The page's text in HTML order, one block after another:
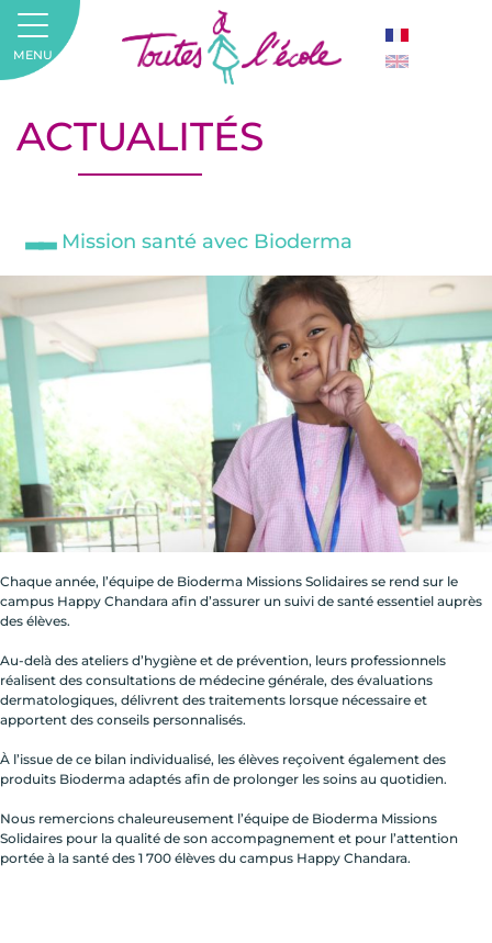
ACTUALITÉS
Mission santé avec Bioderma
Chaque année, l’équipe de Bioderma Missions Solidaires se rend sur le
campus Happy Chandara afin d’assurer un suivi de santé essentiel auprès
des élèves.
Au-delà des ateliers d’hygiène et de prévention, leurs professionnels
réalisent des consultations de médecine générale, des évaluations
dermatologiques, délivrent des traitements lorsque nécessaire et
apportent des conseils personnalisés.
À l’issue de ce bilan individualisé, les élèves reçoivent également des
produits Bioderma adaptés afin de prolonger les soins au quotidien.
Nous remercions chaleureusement l’équipe de Bioderma Missions
Solidaires pour la qualité de son accompagnement et pour l’attention
portée à la santé des 1 700 élèves du campus Happy Chandara.
MENU